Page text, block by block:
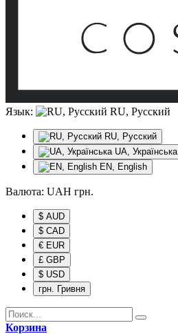
Язык: RU, Русский
RU, Русский
UA, Українська
EN, English
Валюта: UAH грн.
$ AUD
$ CAD
€ EUR
£ GBP
$ USD
грн. Гривня
Корзина